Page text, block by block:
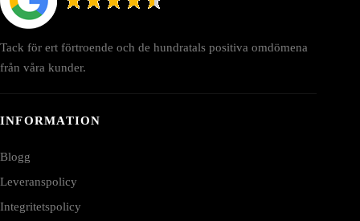
Tack för ert förtroende och de hundratals positiva omdömena
från våra kunder.
INFORMATION
Blogg
Leveranspolicy
Integritetspolicy